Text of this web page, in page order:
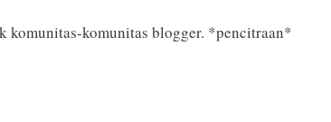
komunitas-komunitas blogger. *pencitraan*